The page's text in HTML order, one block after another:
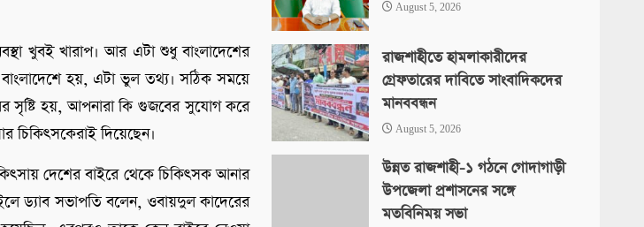
খুবই খারাপ। আর এটা শুধু বাংলাদেশের
বাংলাদেশে হয়, এটা ভুল তথ্য। সঠিক সময়ে
সৃষ্টি হয়, আপনারা কি গুজবের সুযোগ করে
চিকিৎসকেরাই দিয়েছেন।
দেশের বাইরে থেকে চিকিৎসক আনার
ড্যাব সভাপতি বলেন, ওবায়দুল কাদেরের
August 5, 2026
রাজশাহীতে হামলাকারীদের
গ্রেফতারের দাবিতে সাংবাদিকদের
মানববন্ধন
August 5, 2026
উন্নত রাজশাহী-১ গঠনে গোদাগাড়ী
উপজেলা প্রশাসনের সঙ্গে
মতবিনিময় সভা